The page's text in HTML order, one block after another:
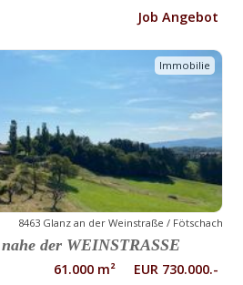
Job Angebot
Immobilie
8463 Glanz an der Weinstraße / Fötschach
der WEINSTRASSE
61.000 m² EUR 730.000.-